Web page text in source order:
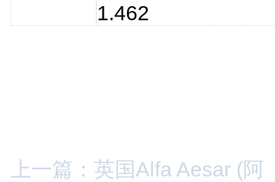
1.462
上一篇：英国Alfa Aesar (阿